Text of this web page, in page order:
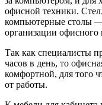
офисной техники.
компьютерные столы —
организации офисного
Так как специалисты
часов в день, то
комфортной, для того
от работы.